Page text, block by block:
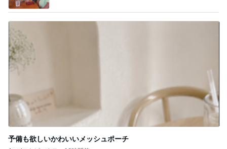
予備も欲しいかわいいメッシュポーチ